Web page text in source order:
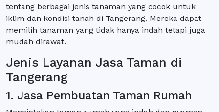
tentang berbagai jenis tanaman yang cocok untuk
iklim dan kondisi tanah di Tangerang. Mereka dapat
memilih tanaman yang tidak hanya indah tetapi juga
mudah dirawat.
Jenis Layanan Jasa Taman di
Tangerang
1. Jasa Pembuatan Taman Rumah